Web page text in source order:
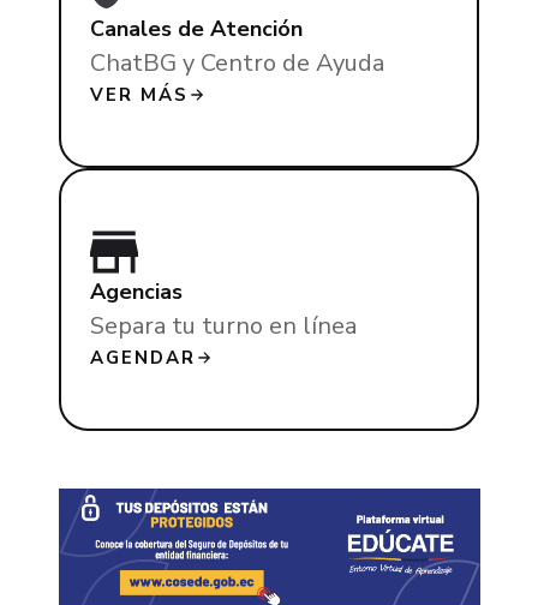
Canales de Atención
ChatBG y Centro de Ayuda
VER MÁS
Agencias
Separa tu turno en línea
AGENDAR